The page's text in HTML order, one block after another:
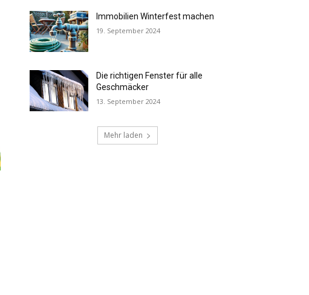
Immobilien Winterfest machen
19. September 2024
Die richtigen Fenster für alle
Geschmäcker
13. September 2024
Mehr laden